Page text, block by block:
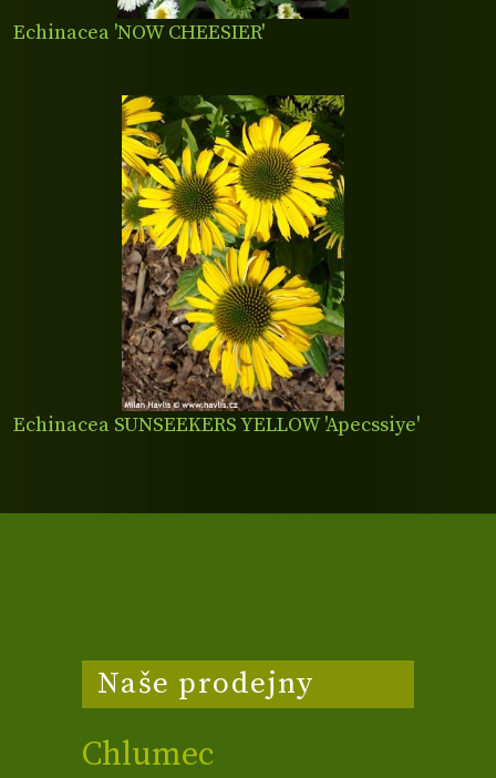
Echinacea 'NOW CHEESIER'
Echinacea SUNSEEKERS YELLOW 'Apecssiye'
Naše prodejny
Chlumec